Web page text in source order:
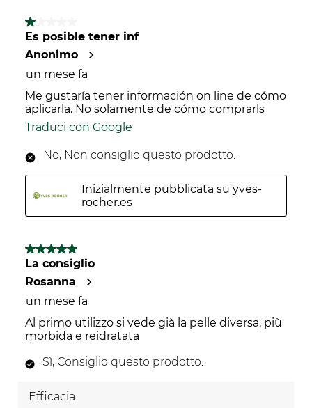
1 su 5 stelle.
Es posible tener inf
Anonimo
un mese fa
Me gustaría tener información on line de cómo
aplicarla. No solamente de cómo comprarls
Traduci con Google
No, Non consiglio questo prodotto.
Inizialmente pubblicata su yves-
rocher.es
5 su 5 stelle.
La consiglio
Rosanna
un mese fa
Al primo utilizzo si vede già la pelle diversa, più
morbida e reidratata
Sì, Consiglio questo prodotto.
Efficacia